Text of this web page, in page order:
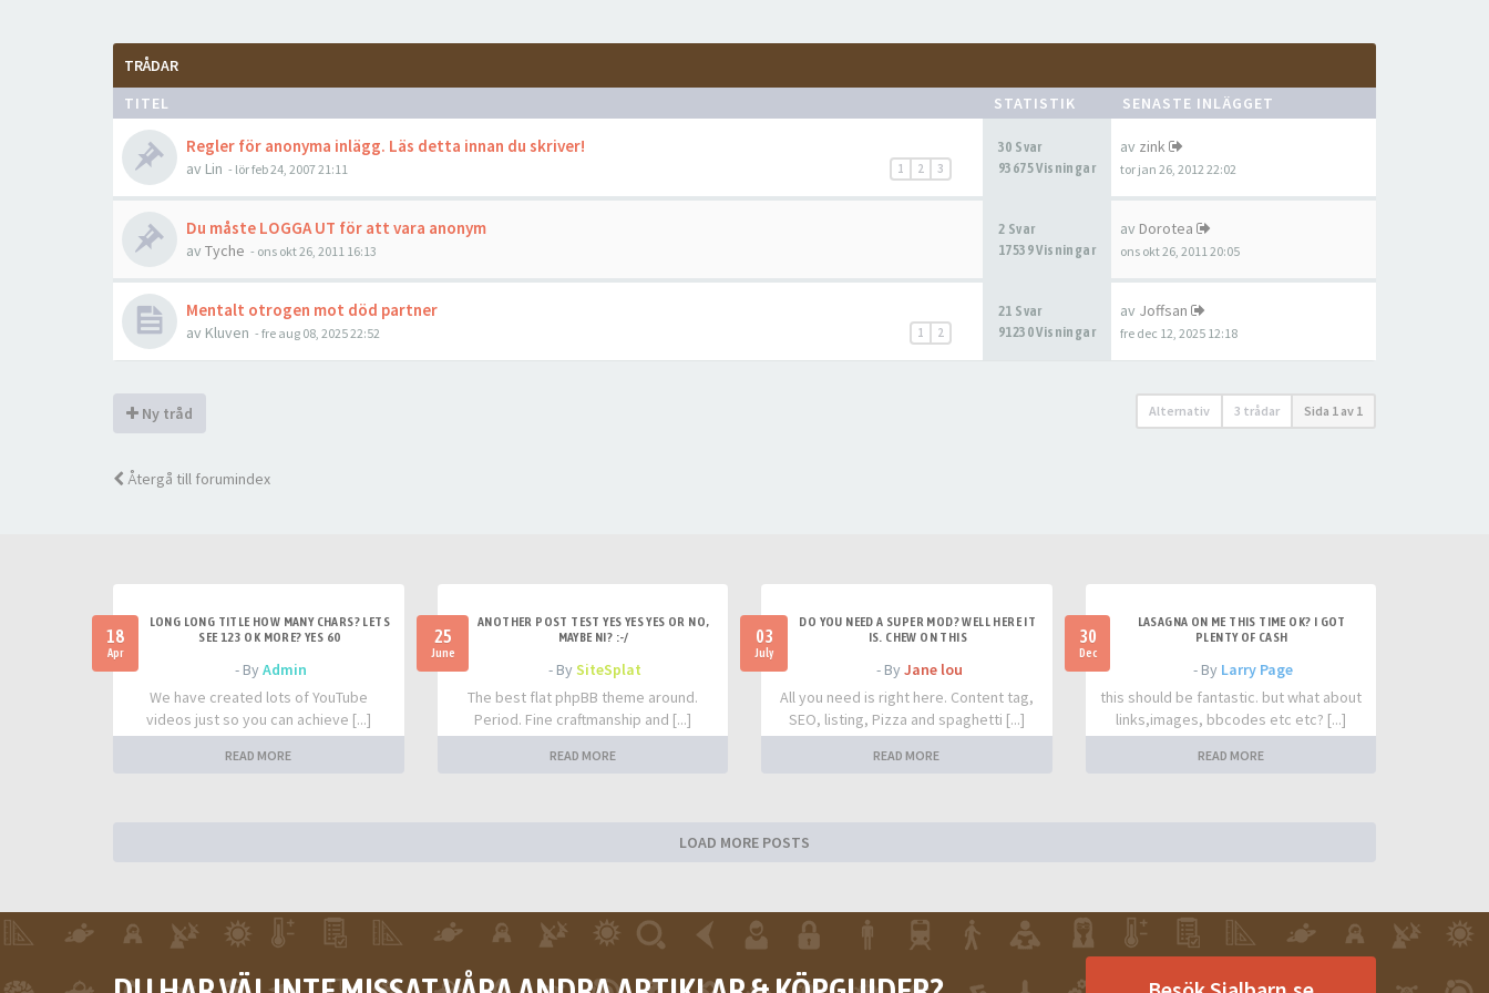
TRÅDAR
TITEL
STATISTIK SENASTE INLÄGGET
Regler för anonyma inlägg. Läs detta innan du skriver!
1 2 3
av Lin - lör feb 24, 2007 21:11
30 Svar
93675 Visningar
av zink
tor jan 26, 2012 22:02
Du måste LOGGA UT för att vara anonym
av Tyche - ons okt 26, 2011 16:13
2 Svar
17539 Visningar
av Dorotea
ons okt 26, 2011 20:05
Mentalt otrogen mot död partner
1 2
av Kluven - fre aug 08, 2025 22:52
21 Svar
91230 Visningar
av Joffsan
fre dec 12, 2025 12:18
Ny tråd Alternativ 3 trådar Sida 1 av 1
Återgå till forumindex
18
Apr
LONG LONG TITLE HOW MANY CHARS? LETS
SEE 123 OK MORE? YES 60
- ByAdmin
We have created lots of YouTube
videos just so you can achieve [...]
READ MORE
25
June
ANOTHER POST TEST YES YES YES OR NO,
MAYBE NI? :-/
- BySiteSplat
The best flat phpBB theme around.
Period. Fine craftmanship and [...]
READ MORE
03
July
DO YOU NEED A SUPER MOD? WELL HERE IT
IS. CHEW ON THIS
- By Jane lou
All you need is right here. Content tag,
SEO, listing, Pizza and spaghetti [...]
READ MORE
30
Dec
LASAGNA ON ME THIS TIME OK? I GOT
PLENTY OF CASH
- By Larry Page
this should be fantastic. but what about
links,images, bbcodes etc etc? [...]
READ MORE
LOAD MORE POSTS